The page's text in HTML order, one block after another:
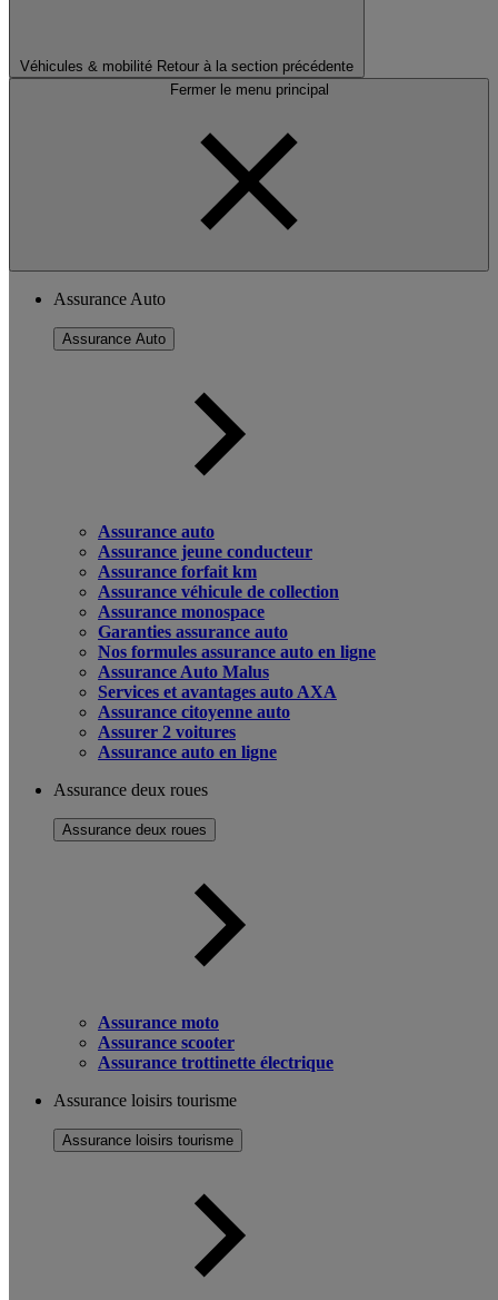
Véhicules & mobilité Retour à la section précédente
Fermer le menu principal
Assurance Auto
Assurance Auto
Assurance auto
Assurance jeune conducteur
Assurance forfait km
Assurance véhicule de collection
Assurance monospace
Garanties assurance auto
Nos formules assurance auto en ligne
Assurance Auto Malus
Services et avantages auto AXA
Assurance citoyenne auto
Assurer 2 voitures
Assurance auto en ligne
Assurance deux roues
Assurance deux roues
Assurance moto
Assurance scooter
Assurance trottinette électrique
Assurance loisirs tourisme
Assurance loisirs tourisme